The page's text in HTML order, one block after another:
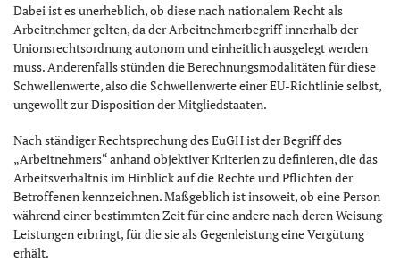
Dabei ist es unerheblich, ob diese nach nationalem Recht als
Arbeitnehmer gelten, da der Arbeitnehmerbegriff innerhalb der
Unionsrechtsordnung autonom und einheitlich ausgelegt werden
muss. Anderenfalls stünden die Berechnungsmodalitäten für diese
Schwellenwerte, also die Schwellenwerte einer EU-Richtlinie selbst,
ungewollt zur Disposition der Mitgliedstaaten.
Nach ständiger Rechtsprechung des EuGH ist der Begriff des
„Arbeitnehmers“ anhand objektiver Kriterien zu definieren, die das
Arbeitsverhältnis im Hinblick auf die Rechte und Pflichten der
Betroffenen kennzeichnen. Maßgeblich ist insoweit, ob eine Person
während einer bestimmten Zeit für eine andere nach deren Weisung
Leistungen erbringt, für die sie als Gegenleistung eine Vergütung
erhält.